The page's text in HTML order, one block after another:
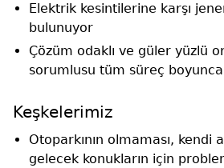
Elektrik kesintilerine karşı
bulunuyor
Çözüm odaklı ve güler yüzlü
sorumlusu tüm süreç boyunca
Keşkelerimiz
Otoparkının olmaması, kendi
gelecek konukların için